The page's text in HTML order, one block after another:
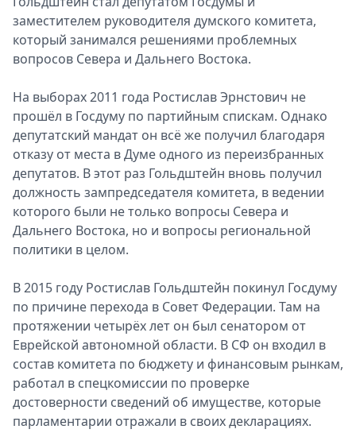
заместителем руководителя думского комитета,
который занимался решениями проблемных
вопросов Севера и Дальнего Востока.
На выборах 2011 года Ростислав Эрнстович не
прошёл в Госдуму по партийным спискам. Однако
депутатский мандат он всё же получил благодаря
отказу от места в Думе одного из переизбранных
депутатов. В этот раз Гольдштейн вновь получил
должность зампредседателя комитета, в ведении
которого были не только вопросы Севера и
Дальнего Востока, но и вопросы региональной
политики в целом.
В 2015 году Ростислав Гольдштейн покинул Госдуму
по причине перехода в Совет Федерации. Там на
протяжении четырёх лет он был сенатором от
Еврейской автономной области. В СФ он входил в
состав комитета по бюджету и финансовым рынкам,
работал в спецкомиссии по проверке
достоверности сведений об имуществе, которые
парламентарии отражали в своих декларациях.